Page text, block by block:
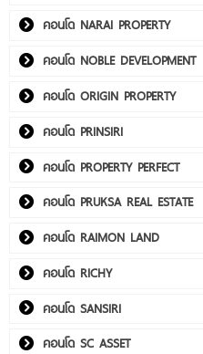
คอนโด NARAI PROPERTY
คอนโด NOBLE DEVELOPMENT
คอนโด ORIGIN PROPERTY
คอนโด PRINSIRI
คอนโด PROPERTY PERFECT
คอนโด PRUKSA REAL ESTATE
คอนโด RAIMON LAND
คอนโด RICHY
คอนโด SANSIRI
คอนโด SC ASSET